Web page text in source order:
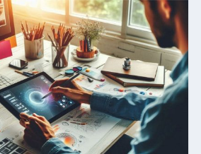
ATS-barát önéletrajzot?
az esélyedet az
használják ezeket a
egyetemi felvételi?
verseny kódban –
sor program dönti el a